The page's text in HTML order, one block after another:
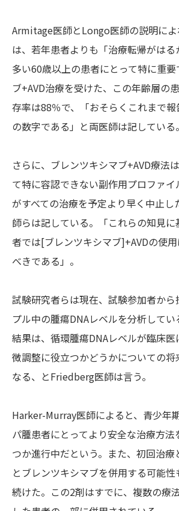
Armitage医師とLongo医師の説明に
は、若年患者よりも「治療転帰がは
多い60歳以上の患者にとって特に重
ブ+AVD治療を受けた、この年齢層の
存率は88％で、「おそらくこれまで
の数字である」と両医師は記している。
さらに、ブレンツキシマブ+AVD療法
て特に容認できない副作用プロファ
がすべての治療を予定より早く中止
師らは記している。「これらの知見
者では[ブレンツキシマブ]+AVDの使
べきである」。
試験研究者らは現在、試験参加者か
プル中の腫瘍DNAレベルを分析して
結果は、循環腫瘍DNAレベルが臨床
微調整に役立つかどうかについての
なる、とFriedberg医師は言う。
Harker-Murray医師によると、青少年
パ腫患者にとってより安全な治療方法
つか進行中だという。また、初回治
とブレンツキシマブを併用する可能
続けた。この2剤はすでに、複数の療